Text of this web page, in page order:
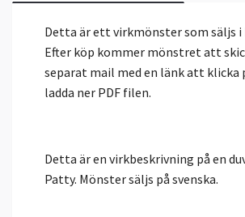
Detta är ett virkmönster som säljs i
Efter köp kommer mönstret att
separat mail med en länk att klicka
ladda ner PDF filen.
Detta är en virkbeskrivning på en
Patty. Mönster säljs på svenska.